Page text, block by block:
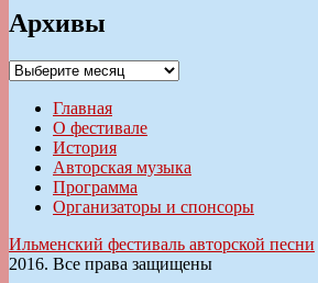
Архивы
Архивы
Главная
О фестивале
История
Авторская музыка
Программа
Организаторы и спонсоры
Ильменский фестиваль авторской песни
2016. Все права защищены